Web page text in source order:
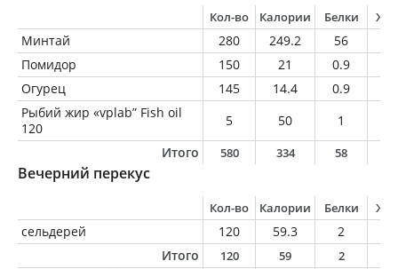
Кол-во Калории Белки
Минтай 280 249.2 56
Помидор
150 21 0.9
Огурец
145 14.4 0.9
Рыбий жир «vplab” Fish oil
120
5 50 1
Итого
580 334 58
Вечерний перекус
Кол-во Калории Белки
сельдерей 120 59.3 2
Итого
120 59 2